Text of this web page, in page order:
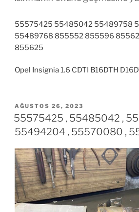
55575425 55485042 55489758
55489768 855552 855596
855625
Opel Insignia 1.6 CDTI B16DTH
YAYIM
TARIHI
AĞUSTOS 26, 2023
55575425 , 55485042 ,
55494204 , 55570080 ,